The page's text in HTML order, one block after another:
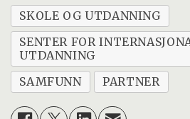
SKOLE OG UTDANNING
SENTER FOR
UTDANNING
SAMFUNN
PARTNER